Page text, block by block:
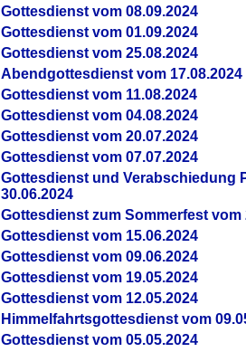
Gottesdienst vom 08.09.2024
Gottesdienst vom 01.09.2024
Gottesdienst vom 25.08.2024
Abendgottesdienst vom 17.08.2024
Gottesdienst vom 11.08.2024
Gottesdienst vom 04.08.2024
Gottesdienst vom 20.07.2024
Gottesdienst vom 07.07.2024
Gottesdienst und Verabschiedung
30.06.2024
Gottesdienst zum Sommerfest vom
Gottesdienst vom 15.06.2024
Gottesdienst vom 09.06.2024
Gottesdienst vom 19.05.2024
Gottesdienst vom 12.05.2024
Himmelfahrtsgottesdienst vom
Gottesdienst vom 05.05.2024